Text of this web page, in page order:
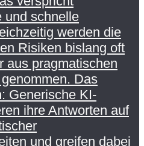
und schnelle
werden die
Risiken bislang oft
aus pragmatischen
Das
Generische KI-
ihre Antworten auf
und greifen dabei